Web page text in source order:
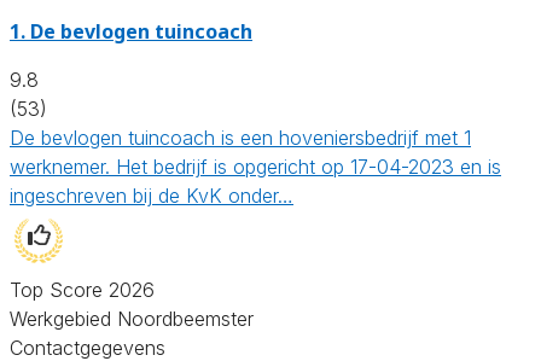
1. De bevlogen tuincoach
9.8
(53)
De bevlogen tuincoach is een hoveniersbedrijf met 1
werknemer. Het bedrijf is opgericht op 17-04-2023 en is
ingeschreven bij de KvK onder…
Top Score 2026
Werkgebied Noordbeemster
Contactgegevens